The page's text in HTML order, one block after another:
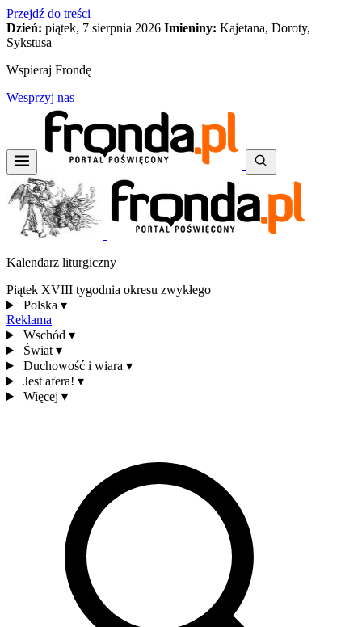
Przejdź do treści
Dzień: piątek, 7 sierpnia 2026 Imieniny: Kajetana, Doroty,
Sykstusa
Wspieraj Frondę
Wesprzyj nas
Kalendarz liturgiczny
Piątek XVIII tygodnia okresu zwykłego
Polska ▾
Reklama
Wschód ▾
Świat ▾
Duchowość i wiara ▾
Jest afera! ▾
Więcej ▾